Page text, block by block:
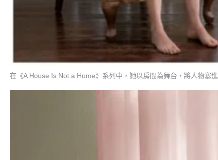
在《A House Is Not a Home》系列中，她以房間為舞台，將人物塞